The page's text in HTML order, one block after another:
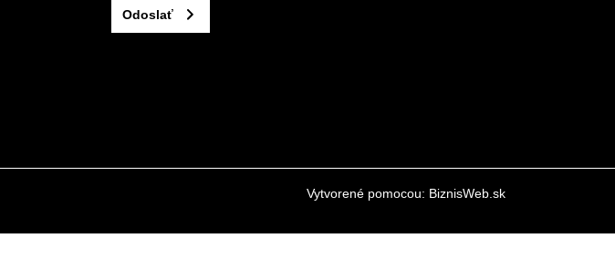
Odoslať
Vytvorené pomocou: BiznisWeb.sk